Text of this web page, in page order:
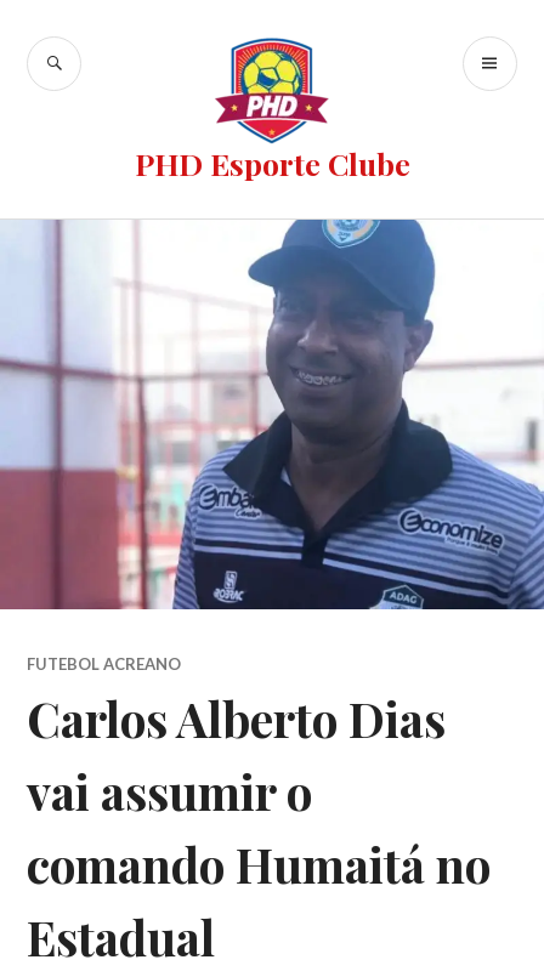
PHD Esporte Clube
FUTEBOL ACREANO
Carlos Alberto Dias
vai assumir o
comando Humaitá no
Estadual